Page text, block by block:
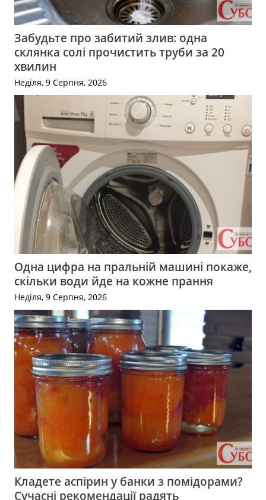
Забудьте про забитий злив: одна
склянка солі прочистить труби за 20
хвилин
Неділя, 9 Серпня, 2026
Одна цифра на пральній машині покаже,
скільки води йде на кожне прання
Неділя, 9 Серпня, 2026
Кладете аспірин у банки з помідорами?
Сучасні рекомендації радять